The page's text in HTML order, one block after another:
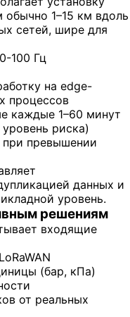
обычно 1–15 км вдоль
сетей, шире для
100 Гц
на edge-
процессов
каждые 1–60 минут
риска)
при превышении
данных и
уровень.
решениям
входящие
(бар, кПа)
от реальных